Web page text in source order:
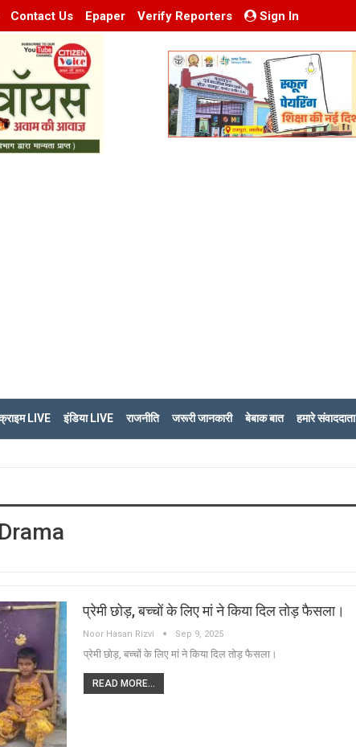
Contact Us Epaper Verify Reporters Sign In
LIVE इंडिया LIVE राजनीति जरूरी जानकारी बेबाक बात हमारे संवाददाता
प्रेमी छोड़, बच्चों के लिए मां ने किया दिल तोड़ फैसला।
Noor Hasan Rizvi Sep 9, 2025
प्रेमी छोड़, बच्चों के लिए मां ने किया दिल तोड़ फैसला।
READ MORE...